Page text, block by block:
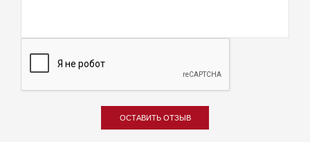
ОСТАВИТЬ ОТЗЫВ